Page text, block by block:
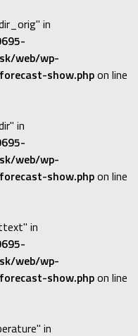
in
web/wp-
show.phpon line
in
web/wp-
show.phpon line
in
web/wp-
show.phpon line
in